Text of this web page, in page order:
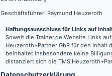
Geschäftsführer: Raymund Heuzeroth
Haftungsausschluss für Links auf
Soweit die Trainer.de Website Links
Heuzeroth+Partner GbR für den Inhalt
beinhaltet insbesondere keine
distanziert sich die TMS